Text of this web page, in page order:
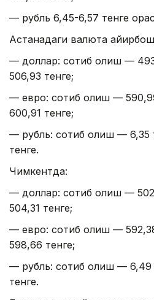
— рубль 6,45-6,57 тенге
Астанадаги валюта
— доллар: сотиб олиш —
506,93 тенге;
— евро: сотиб олиш —
600,91 тенге;
— рубль: сотиб олиш — 6,35
тенге.
Чимкентда:
— доллар: сотиб олиш —
504,31 тенге;
— евро: сотиб олиш —
598,66 тенге;
— рубль: сотиб олиш — 6,49
тенге.